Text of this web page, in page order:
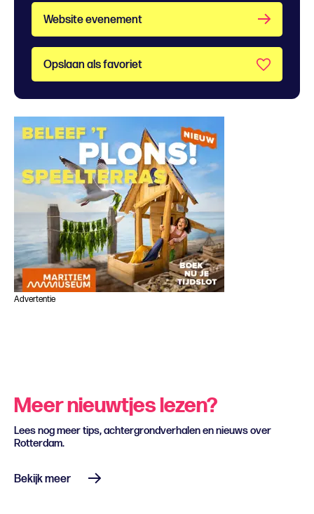
Website evenement
Opslaan als favoriet
Advertentie
Meer nieuwtjes lezen?
Lees nog meer tips, achtergrondverhalen en nieuws over
Rotterdam.
Bekijk meer